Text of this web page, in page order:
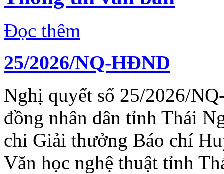
Đọc thêm
25/2026/NQ-HĐND
Nghị quyết số 25/2026/
đồng nhân dân tỉnh Thái
chi Giải thưởng Báo chí
Văn học nghệ thuật tỉnh